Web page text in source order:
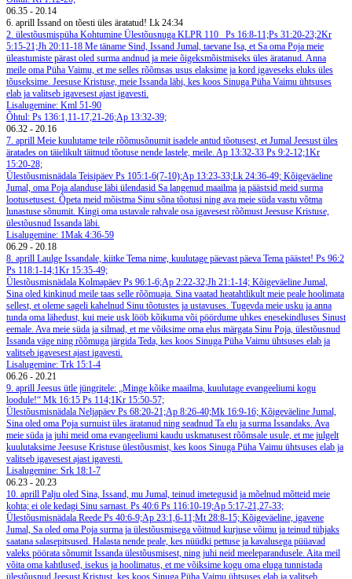
06.35 - 20.14
6. aprill Issand on tõesti üles äratatud! Lk 24:34
2. ülestõusmispüha Kohtumine Ülestõusnuga KLPR 110
Ps 16:8-11;Ps 31:20-23;2Kr
5:15-21;Jh 20:11-18 Me täname Sind, Issand Jumal, taevane Isa, et Sa oma Poja meie
üleastumiste pärast oled surma andnud ja meie õigeksmõistmiseks üles äratanud. Anna
meile oma Püha Vaimu, et me selles rõõmsas usus elaksime ja kord igaveseks eluks üles
tõuseksime. Jeesuse Kristuse, meie Issanda läbi, kes koos Sinuga Püha Vaimu ühtsuses
elab ja valitseb igavesest ajast igavesti.
Lisalugemine: Kml 51-90
Õhtul: Ps 136:1,11-17,21-26;Ap 13:32-39;
06.32 - 20.16
7. aprill Meie kuulutame teile rõõmusõnumit isadele antud tõotusest, et Jumal Jeesust üles
äratades on täielikult täitnud tõotuse nende lastele, meile. Ap 13:32-33 Ps 9:2-12;1Kr
15:20-28;
Ülestõusmisnädala Teisipäev Ps 105:1-6(7-10);Ap 13:23-33;Lk 24:36-49; Kõigeväeline
Jumal, oma Poja alanduse läbi ülendasid Sa langenud maailma ja päästsid meid surma
lootusetusest. Õpeta meid mõistma Sinu sõna tõotusi ning ava meie süda vastu võtma
lunastuse sõnumit. Kingi oma ustavale rahvale osa igavesest rõõmust Jeesuse Kristuse,
ülestõusnud Issanda läbi.
Lisalugemine: 1Mak 4:36-59
06.29 - 20.18
8. aprill Laulge Issandale, kiitke Tema nime, kuulutage päevast päeva Tema päästet! Ps 96:2
Ps 118:1-14;1Kr 15:35-49;
Ülestõusmisnädala Kolmapäev Ps 96:1-6;Ap 2:22-32;Jh 21:1-14; Kõigeväeline Jumal,
Sina oled kinkinud meile taas selle rõõmuaja. Sina vaatad heatahtlikult meie peale hoolimata
sellest, et oleme sageli kahelnud Sinu tõotustes ja ustavuses. Tugevda meie usku ja anna
tunda oma lähedust, kui meie usk lööb kõikuma või pöördume uhkes enesekindluses Sinust
eemale. Ava meie süda ja silmad, et me võiksime oma elus märgata Sinu Poja, ülestõusnud
Issanda väge ning rõõmuga järgida Teda, kes koos Sinuga Püha Vaimu ühtsuses elab ja
valitseb igavesest ajast igavesti.
Lisalugemine: Trk 15:1-4
06.26 - 20.21
9. aprill Jeesus ütle jüngritele: „Minge kõike maailma, kuulutage evangeeliumi kogu
loodule!“ Mk 16:15 Ps 114;1Kr 15:50-57;
Ülestõusmisnädala Neljapäev Ps 68:20-21;Ap 8:26-40;Mk 16:9-16; Kõigeväeline Jumal,
Sina oled oma Poja surnuist üles äratanud ning seadnud Ta elu ja surma Issandaks. Ava
meie süda ja juhi meid oma evangeeliumi kaudu uskmatusest rõõmsale usule, et me julgelt
kuulutaksime Jeesuse Kristuse ülestõusmist, kes koos Sinuga Püha Vaimu ühtsuses elab ja
valitseb igavesest ajast igavesti.
Lisalugemine: Srk 18:1-7
06.23 - 20.23
10. aprill Palju oled Sina, Issand, mu Jumal, teinud imetegusid ja mõelnud mõtteid meie
kohta; ei ole kedagi Sinu sarnast. Ps 40:6 Ps 116:10-19;Ap 5:17-21,27-33;
Ülestõusmisnädala Reede Ps 40:6-9;Ap 23:1,6-11;Mt 28:8-15; Kõigeväeline, igavene
Jumal, Sa oled oma Poja surma ja ülestõusmisega võitnud kurjuse võimu ja teinud tühjaks
saatana salasepitsused. Halasta nende peale, kes nüüdki pettuse ja kavalusega püüavad
valeks pöörata sõnumit Issanda ülestõusmisest, ning juhi neid meeleparandusele. Aita meil
võita oma kahtlused, isekus ja hoolimatus, et me võiksime kogu oma eluga tunnistada
ülestõusnud Jeesust Kristust, kes koos Sinuga Püha Vaimu ühtsuses elab ja valitseb